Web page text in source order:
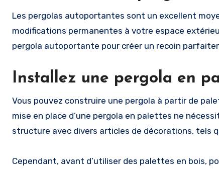
Les pergolas autoportantes sont un excellent
modifications permanentes à votre espace
pergola autoportante pour créer un recoin
Installez une pergola en
Vous pouvez construire une pergola à partir de
mise en place d’une pergola en palettes ne
structure avec divers articles de décorations, tels
Cependant, avant d’utiliser des palettes en bois,